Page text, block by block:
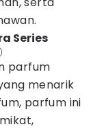
Series
parfum
menarik
parfum ini